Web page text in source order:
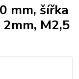
mm, šířka
M2,5